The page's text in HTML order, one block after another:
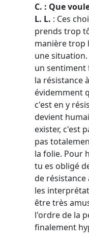
C. : Que
L. L. : Ces
prends trop
manière trop
une
un sentiment
la résistance
évidemment
c'est en y
devient
exister, c'est
pas
la folie. Pour
tu es obligé
de résistance
les
être très
l'ordre de la
finalement